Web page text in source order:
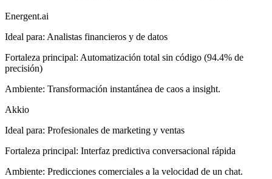
Energent.ai
Ideal para: Analistas financieros y de datos
Fortaleza principal: Automatización total sin código (94.4% de
precisión)
Ambiente: Transformación instantánea de caos a insight.
Akkio
Ideal para: Profesionales de marketing y ventas
Fortaleza principal: Interfaz predictiva conversacional rápida
Ambiente: Predicciones comerciales a la velocidad de un chat.